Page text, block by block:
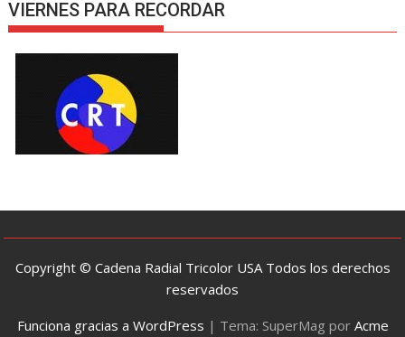
VIERNES PARA RECORDAR
Copyright © Cadena Radial Tricolor USA Todos los derechos
reservados
Funciona gracias a WordPress | Tema: SuperMag por Acme